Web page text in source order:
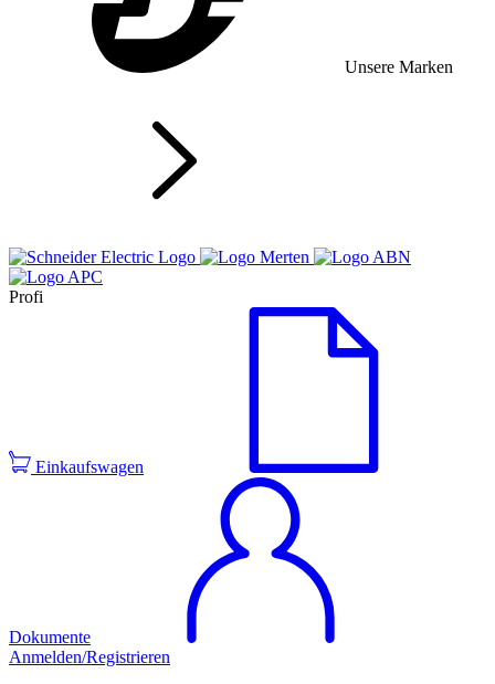
Unsere Marken
Profi
Einkaufswagen
Dokumente
Anmelden/Registrieren